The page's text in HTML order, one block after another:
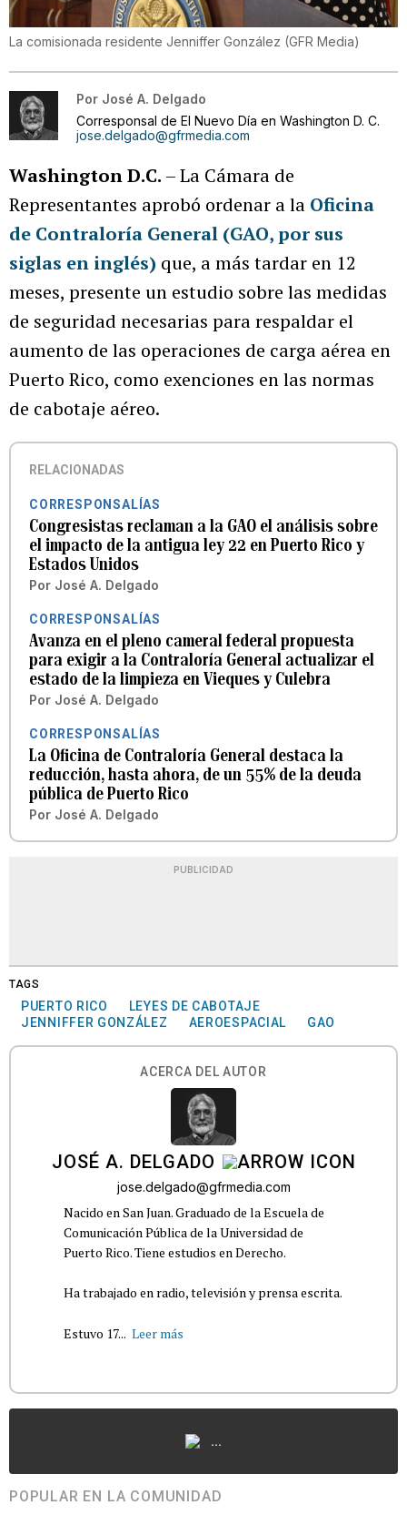
La comisionada residente Jenniffer González (GFR Media)
Por José A. Delgado
Corresponsal de El Nuevo Día en Washington D. C.
jose.delgado@gfrmedia.com
Washington D.C. – La Cámara de
Representantes aprobó ordenar a la Oficina
de Contraloría General (GAO, por sus
siglas en inglés) que, a más tardar en 12
meses, presente un estudio sobre las medidas
de seguridad necesarias para respaldar el
aumento de las operaciones de carga aérea en
Puerto Rico, como exenciones en las normas
de cabotaje aéreo.
RELACIONADAS
CORRESPONSALÍAS
Congresistas reclaman a la GAO el análisis sobre
el impacto de la antigua ley 22 en Puerto Rico y
Estados Unidos
Por José A. Delgado
CORRESPONSALÍAS
Avanza en el pleno cameral federal propuesta
para exigir a la Contraloría General actualizar el
estado de la limpieza en Vieques y Culebra
Por José A. Delgado
CORRESPONSALÍAS
La Oficina de Contraloría General destaca la
reducción, hasta ahora, de un 55% de la deuda
pública de Puerto Rico
Por José A. Delgado
PUBLICIDAD
TAGS
PUERTO RICO
LEYES DE CABOTAJE
JENNIFFER GONZÁLEZ
AEROESPACIAL GAO
ACERCA DEL AUTOR
JOSÉ A. DELGADO
jose.delgado@gfrmedia.com
Nacido en San Juan. Graduado de la Escuela de
Comunicación Pública de la Universidad de
Puerto Rico. Tiene estudios en Derecho.
Ha trabajado en radio, televisión y prensa escrita.
Estuvo 17... Leer más
...
POPULAR EN LA COMUNIDAD